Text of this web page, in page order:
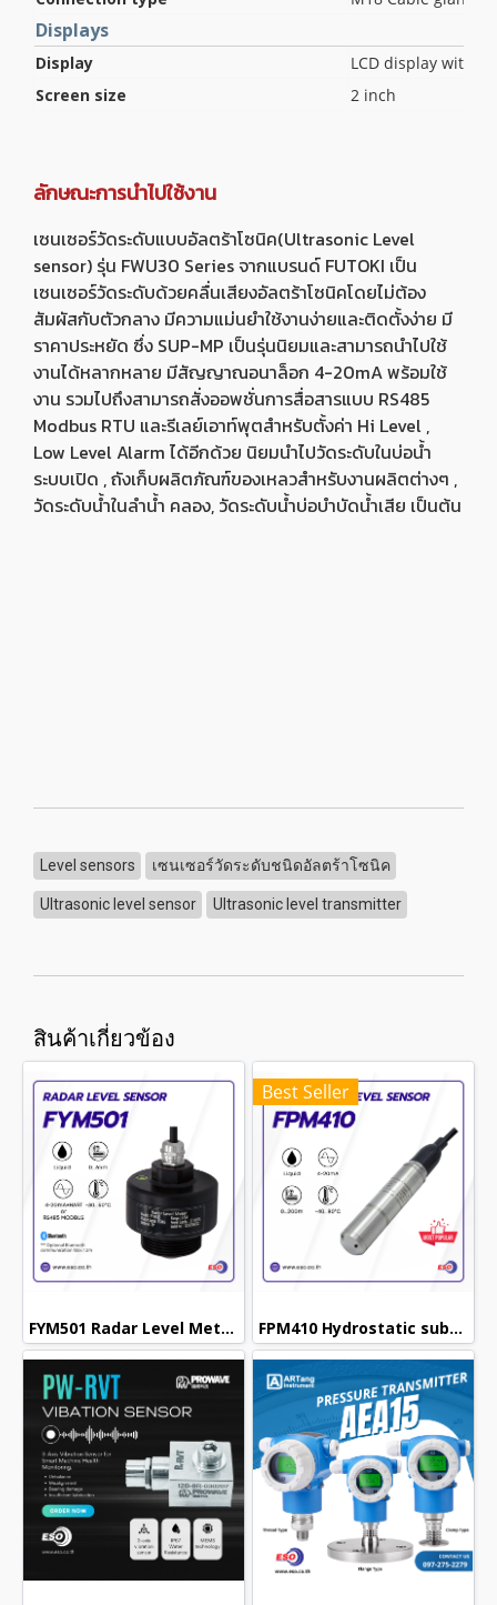
Displays
Display
LCD display with
Screen size
2 inch
ลักษณะการนำไปใช้งาน
เซนเซอร์วัดระดับแบบอัลตร้าโซนิค(Ultrasonic Level
sensor) รุ่น FWU30 Series จากแบรนด์ FUTOKI เป็น
เซนเซอร์วัดระดับด้วยคลื่นเสียงอัลตร้าโซนิคโดยไม่ต้อง
สัมผัสกับตัวกลาง มีความแม่นยำใช้งานง่ายและติดตั้งง่าย มี
ราคาประหยัด ซึ่ง SUP-MP เป็นรุ่นนิยมและสามารถนำไปใช้
งานได้หลากหลาย มีสัญญาณอนาล็อก 4-20mA พร้อมใช้
งาน รวมไปถึงสามารถสั่งออพชั่นการสื่อสารแบบ RS485
Modbus RTU และรีเลย์เอาท์พุตสำหรับตั้งค่า Hi Level ,
Low Level Alarm ได้อีกด้วย นิยมนำไปวัดระดับในบ่อน้ำ
ระบบเปิด , ถังเก็บผลิตภัณฑ์ของเหลวสำหรับงานผลิตต่างๆ ,
วัดระดับน้ำในลำน้ำ คลอง, วัดระดับน้ำบ่อบำบัดน้ำเสีย เป็นต้น
Level sensors เซนเซอร์วัดระดับชนิดอัลตร้าโซนิค
Ultrasonic level sensor Ultrasonic level transmitter
สินค้าเกี่ยวข้อง
FYM501 Radar Level Meter 80GHz เซนเซอร์วัดระดับน้ำแม่นยำสูง
Best Seller
FPM410 Hydrostatic submersible level transmitter